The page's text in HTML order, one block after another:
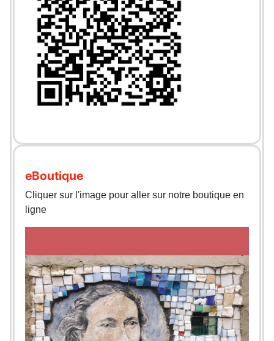
eBoutique
Cliquer sur l'image pour aller sur notre boutique en
ligne